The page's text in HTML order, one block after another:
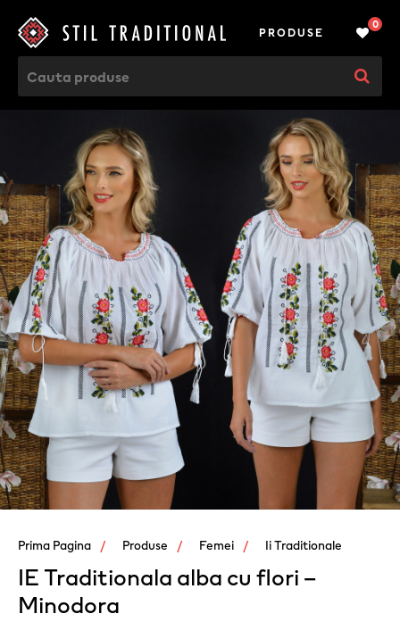
PRODUSE
0
Prima Pagina Produse Femei Ii Traditionale
IE Traditionala alba cu flori –
Minodora